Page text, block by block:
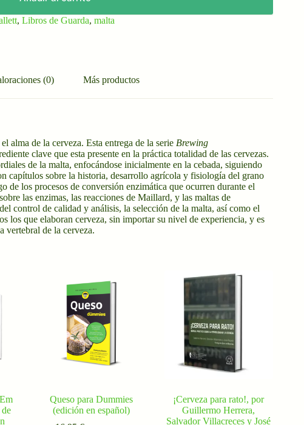
, Libros de Guarda, malta
(0) Más productos
alma de la cerveza. Esta entrega de la serie Brewing
clave que esta presente en la práctica totalidad de las cervezas.
de la malta, enfocándose inicialmente en la cebada, siguiendo
capítulos sobre la historia, desarrollo agrícola y fisiología del grano
los procesos de conversión enzimática que ocurren durante el
las enzimas, las reacciones de Maillard, y las maltas de
control de calidad y análisis, la selección de la malta, así como el
los que elaboran cerveza, sin importar su nivel de experiencia, y es
vertebral de la cerveza.
Queso para Dummies
(edición en español)
¡Cerveza para rato!, por
Guillermo Herrera,
Salvador Villacreces y José